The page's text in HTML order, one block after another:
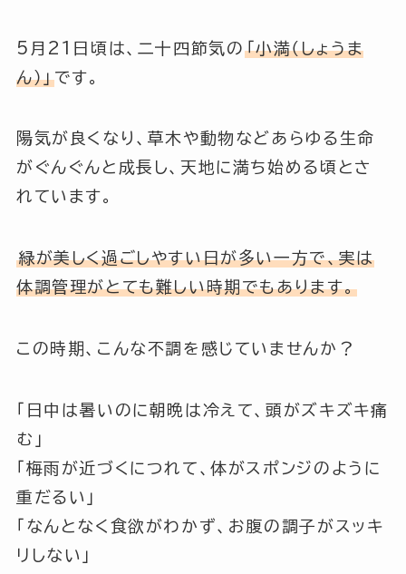
5月21日頃は、二十四節気の 「小満（しょうま
ん）」です。
陽気が良くなり、草木や動物などあらゆる生命
がぐんぐんと成長し、天地に満ち始める頃とさ
れています。
緑が美しく過ごしやすい日が多い一方で、実は
体調管理がとても難しい時期でもあります。
この時期、こんな不調を感じていませんか？
「日中は暑いのに朝晩は冷えて、頭がズキズキ痛
む」
「梅雨が近づくにつれて、体がスポンジのように
重だるい」
「なんとなく食欲がわかず、お腹の調子がスッキ
リしない」